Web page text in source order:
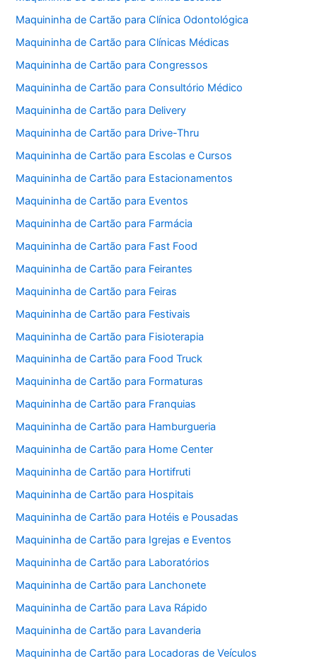
Maquininha de Cartão para Clínica Odontológica
Maquininha de Cartão para Clínicas Médicas
Maquininha de Cartão para Congressos
Maquininha de Cartão para Consultório Médico
Maquininha de Cartão para Delivery
Maquininha de Cartão para Drive-Thru
Maquininha de Cartão para Escolas e Cursos
Maquininha de Cartão para Estacionamentos
Maquininha de Cartão para Eventos
Maquininha de Cartão para Farmácia
Maquininha de Cartão para Fast Food
Maquininha de Cartão para Feirantes
Maquininha de Cartão para Feiras
Maquininha de Cartão para Festivais
Maquininha de Cartão para Fisioterapia
Maquininha de Cartão para Food Truck
Maquininha de Cartão para Formaturas
Maquininha de Cartão para Franquias
Maquininha de Cartão para Hamburgueria
Maquininha de Cartão para Home Center
Maquininha de Cartão para Hortifruti
Maquininha de Cartão para Hospitais
Maquininha de Cartão para Hotéis e Pousadas
Maquininha de Cartão para Igrejas e Eventos
Maquininha de Cartão para Laboratórios
Maquininha de Cartão para Lanchonete
Maquininha de Cartão para Lava Rápido
Maquininha de Cartão para Lavanderia
Maquininha de Cartão para Locadoras de Veículos